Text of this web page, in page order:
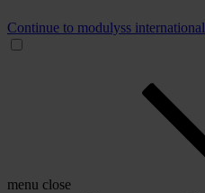
Continue to modulyss international
menu close